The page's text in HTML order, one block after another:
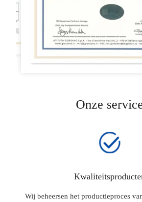
Onze
Wij beheersen het productieproces